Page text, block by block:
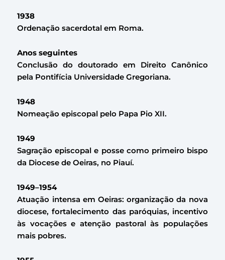
1938
Ordenação sacerdotal em Roma.
Anos seguintes
Conclusão do doutorado em Direito Canônico
pela Pontifícia Universidade Gregoriana.
1948
Nomeação episcopal pelo Papa Pio XII.
1949
Sagração episcopal e posse como primeiro bispo
da Diocese de Oeiras, no Piauí.
1949–1954
Atuação intensa em Oeiras: organização da nova
diocese, fortalecimento das paróquias, incentivo
às vocações e atenção pastoral às populações
mais pobres.